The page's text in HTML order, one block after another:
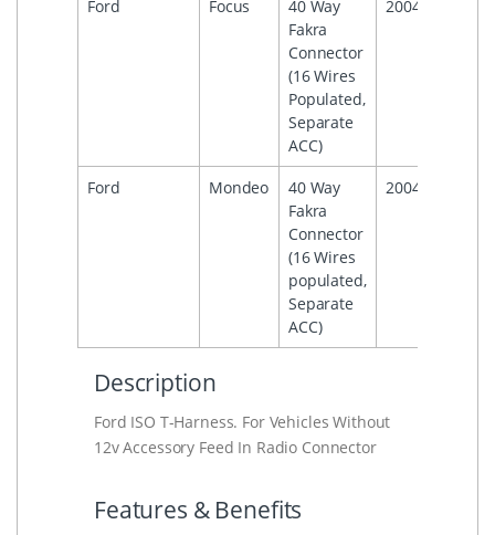
Ford Focus
40 Way
Fakra
Connector
(16 Wires
Populated,
Separate
ACC)
2004
Ford Mondeo
40 Way
Fakra
Connector
(16 Wires
populated,
Separate
ACC)
2004
Description
Ford ISO T-Harness. For Vehicles Without
12v Accessory Feed In Radio Connector
Features & Benefits